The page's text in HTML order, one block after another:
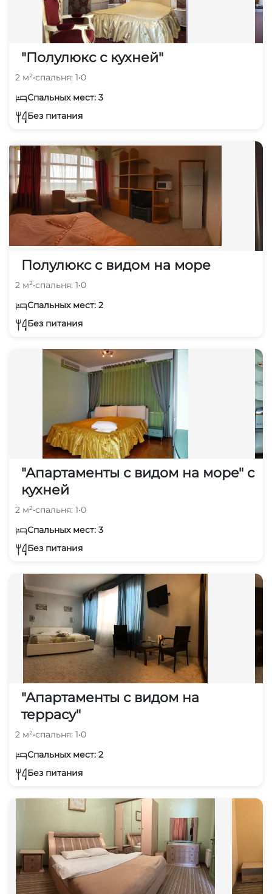
"Полулюкс с кухней"
2 м²•спальня: 1•0
Спальных мест: 3
Без питания
Полулюкс с видом на море
2 м²•спальня: 1•0
Спальных мест: 2
Без питания
"Апартаменты с видом на море" с
кухней
2 м²•спальня: 1•0
Спальных мест: 3
Без питания
"Апартаменты с видом на
террасу"
2 м²•спальня: 1•0
Спальных мест: 2
Без питания